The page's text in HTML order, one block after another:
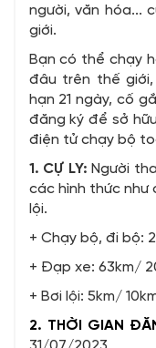
người, văn hóa...
giới.
Bạn có thể chạy
đâu trên thế
hạn 21 ngày, cố
đăng ký để sở
điện tử chạy bộ
1. CỰ LY: Người
các hình thức như
lội.
+ Chạy bộ, đi bộ:
+ Đạp xe: 63km/
+ Bơi lội: 5km/
2. THỜI GIAN